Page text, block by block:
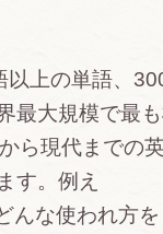
以上の単語、
最大規模で最
ら現代までの
す。例え
んな使われ方